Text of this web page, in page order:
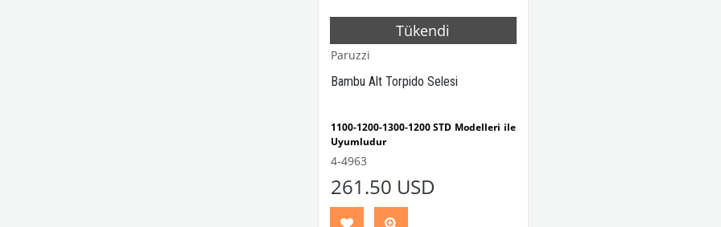
Tükendi
Paruzzi
Bambu Alt Torpido Selesi
1100-1200-1300-1200 STD Modelleri ile
Uyumludur
VWC Parça No:4-4963
4-4963
261.50 USD